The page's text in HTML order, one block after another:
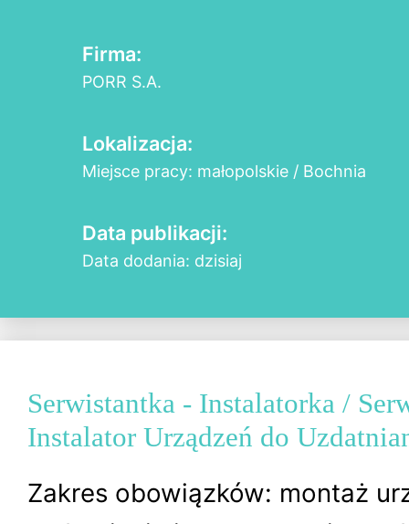
Firma:
PORR S.A.
Lokalizacja:
Miejsce pracy: małopolskie / Bochnia
Data publikacji:
Data dodania: dzisiaj
Serwistantka - Instalatorka /
Instalator Urządzeń do
Zakres obowiązków: montaż